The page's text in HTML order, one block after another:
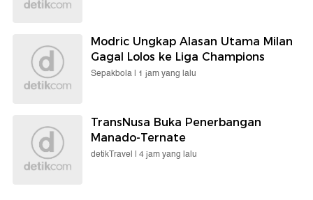
Modric Ungkap Alasan Utama Milan
Gagal Lolos ke Liga Champions
Sepakbola | 1 jam yang lalu
TransNusa Buka Penerbangan
Manado-Ternate
detikTravel | 4 jam yang lalu